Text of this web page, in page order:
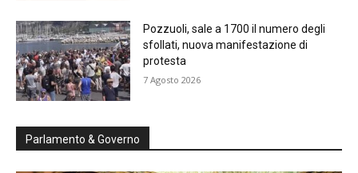
Pozzuoli, sale a 1700 il numero degli
sfollati, nuova manifestazione di
protesta
7 Agosto 2026
Parlamento & Governo